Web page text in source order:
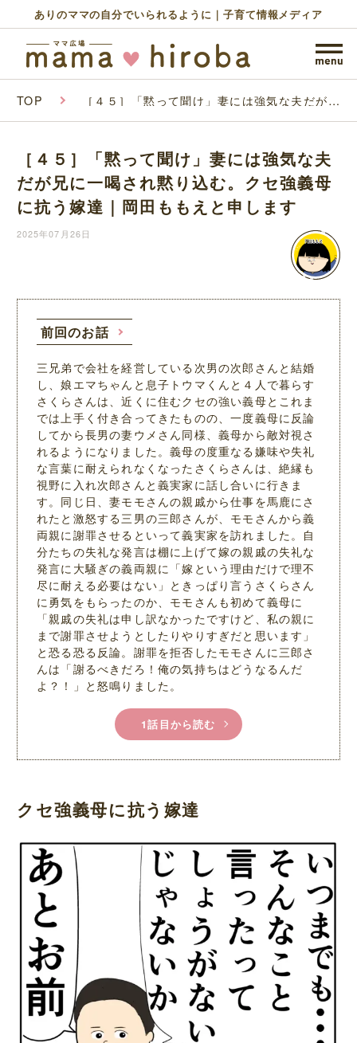
ありのママの自分でいられるように｜子育て情報メディア
TOP ［４５］「黙って聞け」妻には強気な夫だが兄
岡田ももえと申します
［４５］「黙って聞け」妻には強気な夫
だが兄に一喝され黙り込む。クセ強義母
に抗う嫁達｜岡田ももえと申します
2025年07月26日
前回のお話
三兄弟で会社を経営している次男の次郎さんと結婚
し、娘エマちゃんと息子トウマくんと４人で暮らす
さくらさんは、近くに住むクセの強い義母とこれま
では上手く付き合ってきたものの、一度義母に反論
してから長男の妻ウメさん同様、義母から敵対視さ
れるようになりました。義母の度重なる嫌味や失礼
な言葉に耐えられなくなったさくらさんは、絶縁も
視野に入れ次郎さんと義実家に話し合いに行きま
す。同じ日、妻モモさんの親戚から仕事を馬鹿にさ
れたと激怒する三男の三郎さんが、モモさんから義
両親に謝罪させるといって義実家を訪れました。自
分たちの失礼な発言は棚に上げて嫁の親戚の失礼な
発言に大騒ぎの義両親に「嫁という理由だけで理不
尽に耐える必要はない」ときっぱり言うさくらさん
に勇気をもらったのか、モモさんも初めて義母に
「親戚の失礼は申し訳なかったですけど、私の親に
まで謝罪させようとしたりやりすぎだと思います」
と恐る恐る反論。謝罪を拒否したモモさんに三郎さ
んは「謝るべきだろ！俺の気持ちはどうなるんだ
よ？！」と怒鳴りました。
1話目から読む
クセ強義母に抗う嫁達